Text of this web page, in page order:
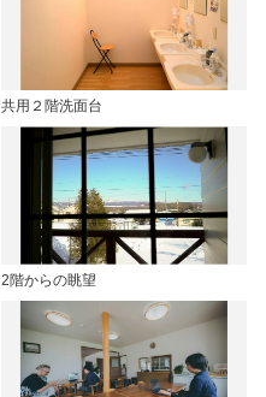
共用２階洗面台
2階からの眺望